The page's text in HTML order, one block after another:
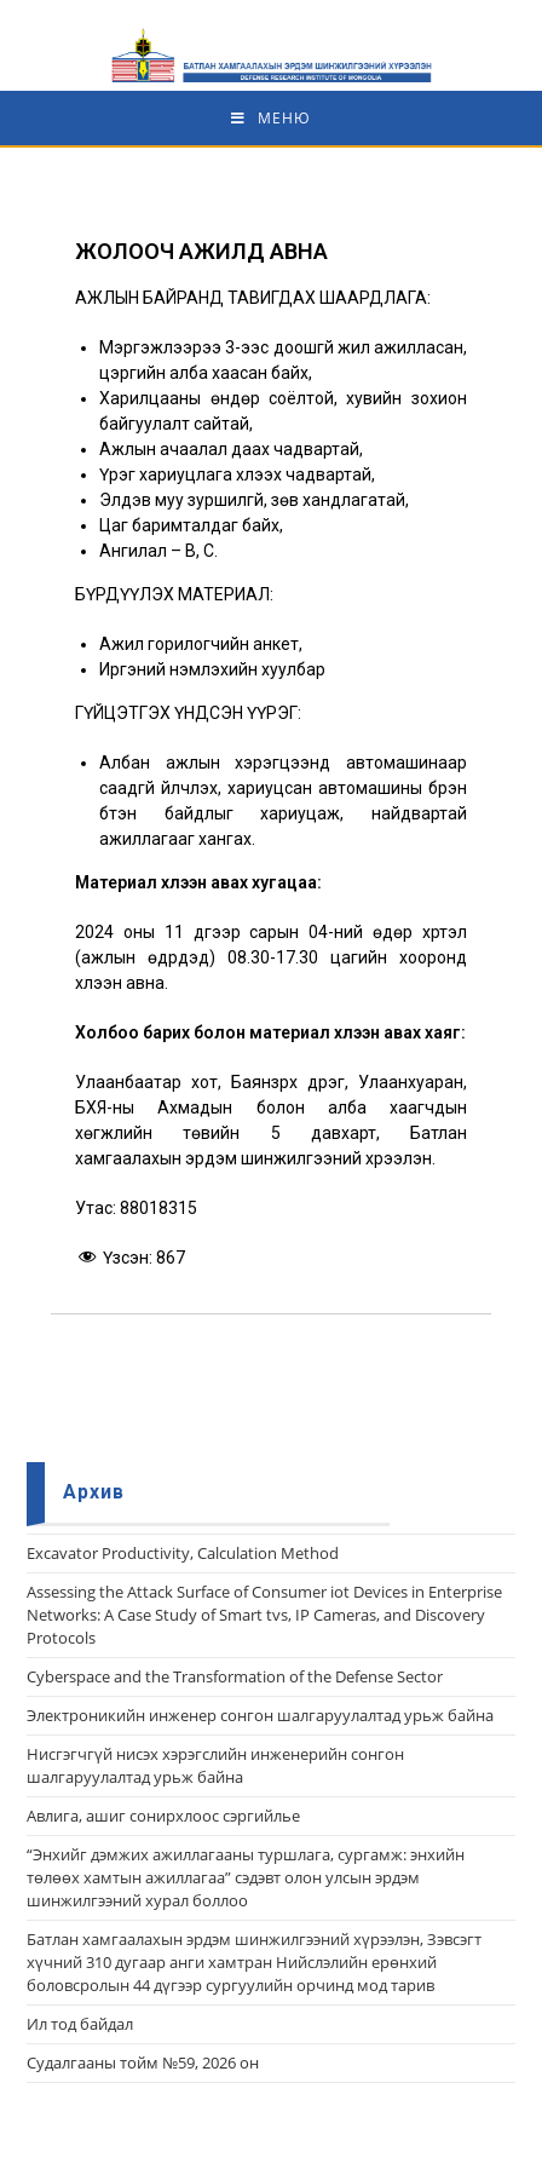
МЕНЮ
ЖОЛООЧ АЖИЛД АВНА
АЖЛЫН БАЙРАНД ТАВИГДАХ ШААРДЛАГА:
Мэргэжлээрээ 3-ээс доошгүй жил ажилласан,
цэргийн алба хаасан байх,
Харилцааны өндөр соёлтой, хувийн зохион
байгуулалт сайтай,
Ажлын ачаалал даах чадвартай,
Үүрэг хариуцлага хүлээх чадвартай,
Элдэв муу зуршилгүй, зөв хандлагатай,
Цаг баримталдаг байх,
Ангилал – B, C.
БҮРДҮҮЛЭХ МАТЕРИАЛ:
Ажил горилогчийн анкет,
Иргэний үнэмлэхийн хуулбар
ГҮЙЦЭТГЭХ ҮНДСЭН ҮҮРЭГ:
Албан ажлын хэрэгцээнд автомашинаар
саадгүй үйлчлэх, хариуцсан автомашины бүрэн
бүтэн байдлыг хариуцаж, найдвартай
ажиллагааг хангах.
Материал хүлээн авах хугацаа:
2024 оны 11 дүгээр сарын 04-ний өдөр хүртэл
(ажлын өдрүүдэд) 08.30-17.30 цагийн хооронд
хүлээн авна.
Холбоо барих болон материал хүлээн авах хаяг:
Улаанбаатар хот, Баянзүрх дүүрэг, Улаанхуаран,
БХЯ-ны Ахмадын болон алба хаагчдын
хөгжлийн төвийн 5 давхарт, Батлан
хамгаалахын эрдэм шинжилгээний хүрээлэн.
Утас: 88018315
Үзсэн: 867
Архив
Еxcavator Productivity, Calculation Method
Assessing the Attack Surface of Consumer iot Devices in Enterprise
Networks: A Case Study of Smart tvs, IP Cameras, and Discovery
Protocols
Cyberspace and the Transformation of the Defense Sector
Электроникийн инженер сонгон шалгаруулалтад урьж байна
Нисгэгчгүй нисэх хэрэгслийн инженерийн сонгон
шалгаруулалтад урьж байна
Авлига, ашиг сонирхлоос сэргийлье
“Энхийг дэмжих ажиллагааны туршлага, сургамж: энхийн
төлөөх хамтын ажиллагаа” сэдэвт олон улсын эрдэм
шинжилгээний хурал боллоо
Батлан хамгаалахын эрдэм шинжилгээний хүрээлэн, Зэвсэгт
хүчний 310 дугаар анги хамтран Нийслэлийн ерөнхий
боловсролын 44 дүгээр сургуулийн орчинд мод тарив
Ил тод байдал
Судалгааны тойм №59, 2026 он